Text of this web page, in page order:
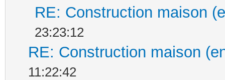
RE: Construction maison
23:23:12
RE: Construction maison
11:22:42